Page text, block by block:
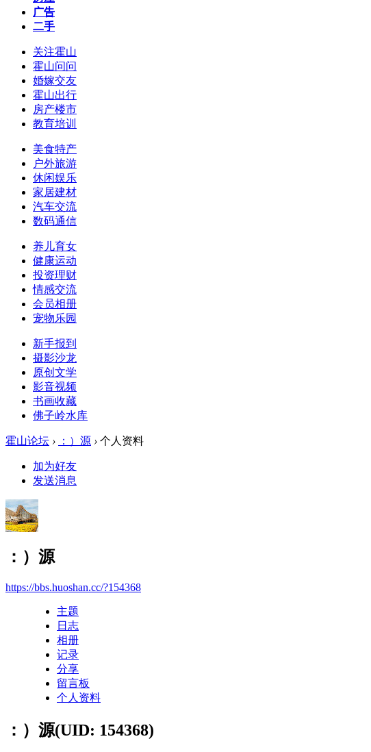
广告
二手
关注霍山
霍山问问
婚嫁交友
霍山出行
房产楼市
教育培训
美食特产
户外旅游
休闲娱乐
家居建材
汽车交流
数码通信
养儿育女
健康运动
投资理财
情感交流
会员相册
宠物乐园
新手报到
摄影沙龙
原创文学
影音视频
书画收藏
佛子岭水库
霍山论坛 › ：）源 › 个人资料
加为好友
发送消息
：）源
https://bbs.huoshan.cc/?154368
主题
日志
相册
记录
分享
留言板
个人资料
：）源(UID: 154368)